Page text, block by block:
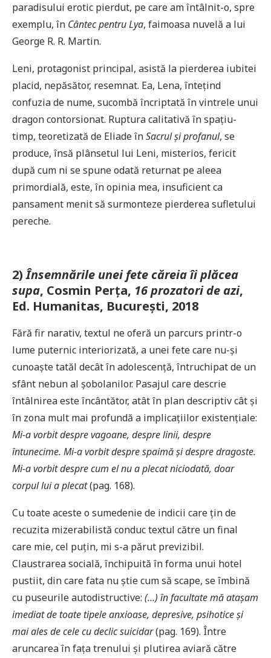
paradisului erotic pierdut, pe care am întâlnit-o, spre
exemplu, în Cântec pentru Lya, faimoasa nuvelă a lui
George R. R. Martin.
Leni, protagonist principal, asistă la pierderea iubitei
placid, nepăsător, resemnat. Ea, Lena, întețind
confuzia de nume, sucombă încriptată în vintrele unui
dragon contorsionat. Ruptura calitativă în spațiu-
timp, teoretizată de Eliade înSacrul și profanul, se
produce, însă plânsetul lui Leni, misterios, fericit
după cum ni se spune odată returnat pe aleea
primordială, este, în opinia mea, insuficient ca
pansament menit să surmonteze pierderea sufletului
pereche.
2)Însemnările unei fete căreia îi plăcea
supa, Cosmin Perța, 16 prozatori de azi,
Ed. Humanitas, București, 2018
Fără fir narativ, textul ne oferă un parcurs printr-o
lume puternic interiorizată, a unei fete care nu-și
cunoaște tatăl decât în adolescență, întruchipat de un
sfânt nebun al șobolanilor. Pasajul care descrie
întâlnirea este încântător, atât în plan descriptiv cât și
în zona mult mai profundă a implicațiilor existențiale:
Mi-a vorbit despre vagoane, despre linii, despre
întunecime. Mi-a vorbit despre spaimă și despre dragoste.
Mi-a vorbit despre cum el nu a plecat niciodată, doar
corpul lui a plecat(pag. 168).
Cu toate aceste o sumedenie de indicii care țin de
recuzita mizerabilistă conduc textul către un final
care mie, cel puțin, mi s-a părut previzibil.
Claustrarea socială, închipuită în forma unui hotel
pustiit, din care fata nu știe cum să scape, se îmbină
cu puseurile autodistructive: (…) în facultate mă atașam
imediat de toate tipele anxioase, depresive, psihotice și
mai ales de cele cu declic suicidar(pag. 169). Între
aruncarea în fața trenului și plutirea aviară către